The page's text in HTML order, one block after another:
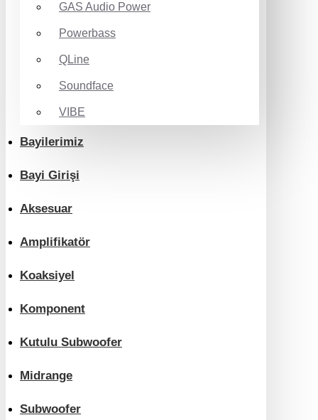
GAS Audio Power
Powerbass
QLine
Soundface
VIBE
Bayilerimiz
Bayi Girişi
Aksesuar
Amplifikatör
Koaksiyel
Komponent
Kutulu Subwoofer
Midrange
Subwoofer